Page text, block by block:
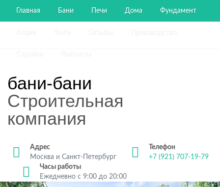
Главная Бани Печи Дома Фундамент
бани-бани
Строительная
компания
Адрес
Москва и Санкт-Петербург
Телефон
+7 (921) 707-19-79
Часы работы
Ежедневно с 9:00 до 20:00